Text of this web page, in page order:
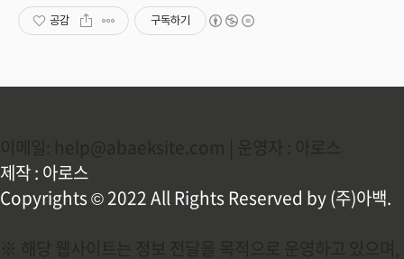
공감 구독하기
제작 : 아로스
Copyrights © 2022 All Rights Reserved by (주)아백.